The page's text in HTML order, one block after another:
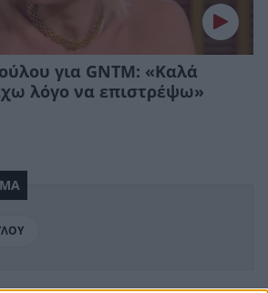
για GNTM: «Καλά
λόγο να επιστρέψω»